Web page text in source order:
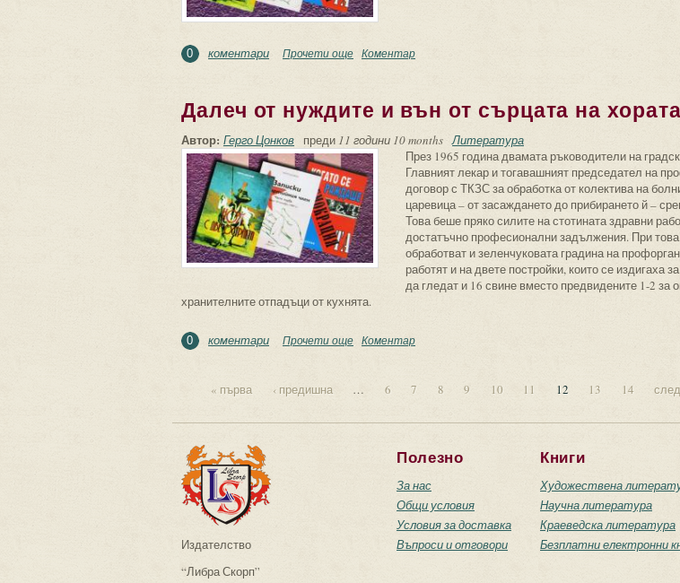
0 коментари Прочети още about Защо си отиде Ана, а после и аз?
Коментар
Далеч от нуждите и вън от сърцата на хората
Автор: Герго Цонков преди 11 години 10 months Литература
През 1965 година двамата ръководители на
Главният лекар и тогавашният председател на
договор с ТКЗС за обработка от колектива на
царевица – от засаждането до прибирането й –
Това беше пряко силите на стотината здравни
достатъчно професионални задължения. При
обработват и зеленчуковата градина на
работят и на двете постройки, които се издигаха
да гледат и 16 свине вместо предвидените 1-2 за
хранителните отпадъци от кухнята.
0 коментари Прочети още about Далеч от нуждите и вън от сърцата на хората
Коментар
Страници
« първа ‹ предишна … 6 7 8 9 10 11 12 13 14
Издателство
“Либра Скорп”
Полезно
За нас
Общи условия
Условия за доставка
Въпроси и отговори
Книги
Художествена
Научна литература
Краеведска литература
Безплатни електронни